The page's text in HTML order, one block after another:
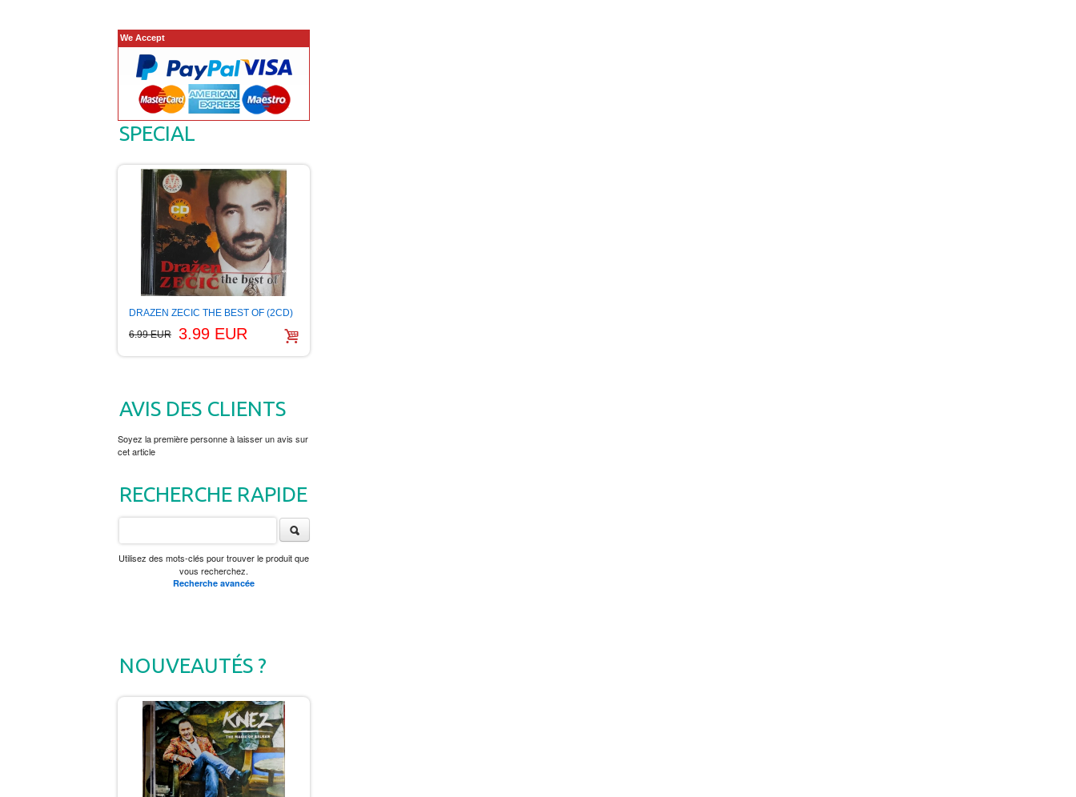
We Accept
SPECIAL
DRAZEN ZECIC THE BEST OF (2CD)
6.99 EUR
3.99 EUR
AVIS DES CLIENTS
Soyez la première personne à laisser un avis sur
cet article
RECHERCHE RAPIDE
Utilisez des mots-clés pour trouver le produit que
vous recherchez.
Recherche avancée
NOUVEAUTÉS ?